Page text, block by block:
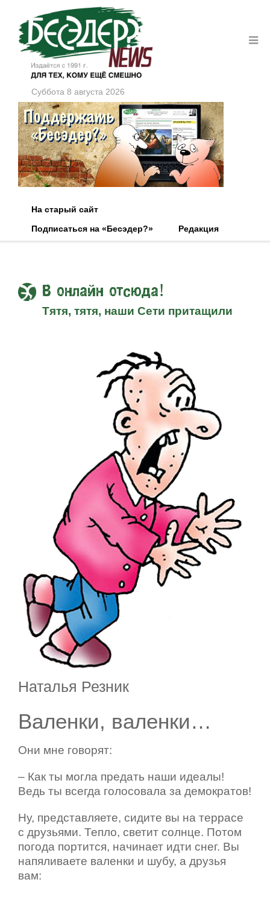
Суббота 8 августа 2026
На старый сайт
Подписаться на «Бесэдер?»
Редакция
В онлайн отсюда!
Тятя, тятя, наши Сети притащили
Наталья Резник
Валенки, валенки…
Они мне говорят:
– Как ты могла предать наши идеалы!
Ведь ты всегда голосовала за демократов!
Ну, представляете, сидите вы на террасе
с друзьями. Тепло, светит солнце. Потом
погода портится, начинает идти снег. Вы
напяливаете валенки и шубу, а друзья
вам: